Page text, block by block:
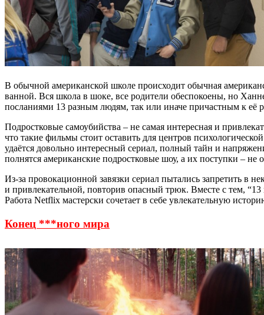
В обычной американской школе происходит обычная
ванной. Вся школа в шоке, все родители обеспокоены, но
посланиями 13 разным людям, так или иначе причастным к её
Подростковые самоубийства – не самая интересная и
что такие фильмы стоит оставить для центров
удаётся довольно интересный сериал, полный тайн и
полнятся американские подростковые шоу, а их поступки – не
Из-за провокационной завязки сериал пытались запретить
и привлекательной, повторив опасный трюк. Вместе с тем,
Работа Netflix мастерски сочетает в себе увлекательную
Конец ***ного мира